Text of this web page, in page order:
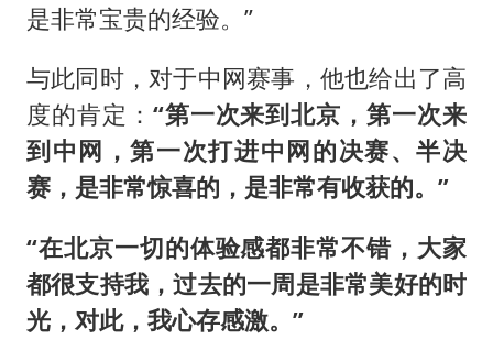
是非常宝贵的经验。”
与此同时，对于中网赛事，他也给出了高
度的肯定： “第一次来到北京，第一次来
到中网，第一次打进中网的决赛、半决
赛，是非常惊喜的，是非常有收获的。”
“在北京一切的体验感都非常不错，大家
都很支持我，过去的一周是非常美好的时
光，对此，我心存感激。”